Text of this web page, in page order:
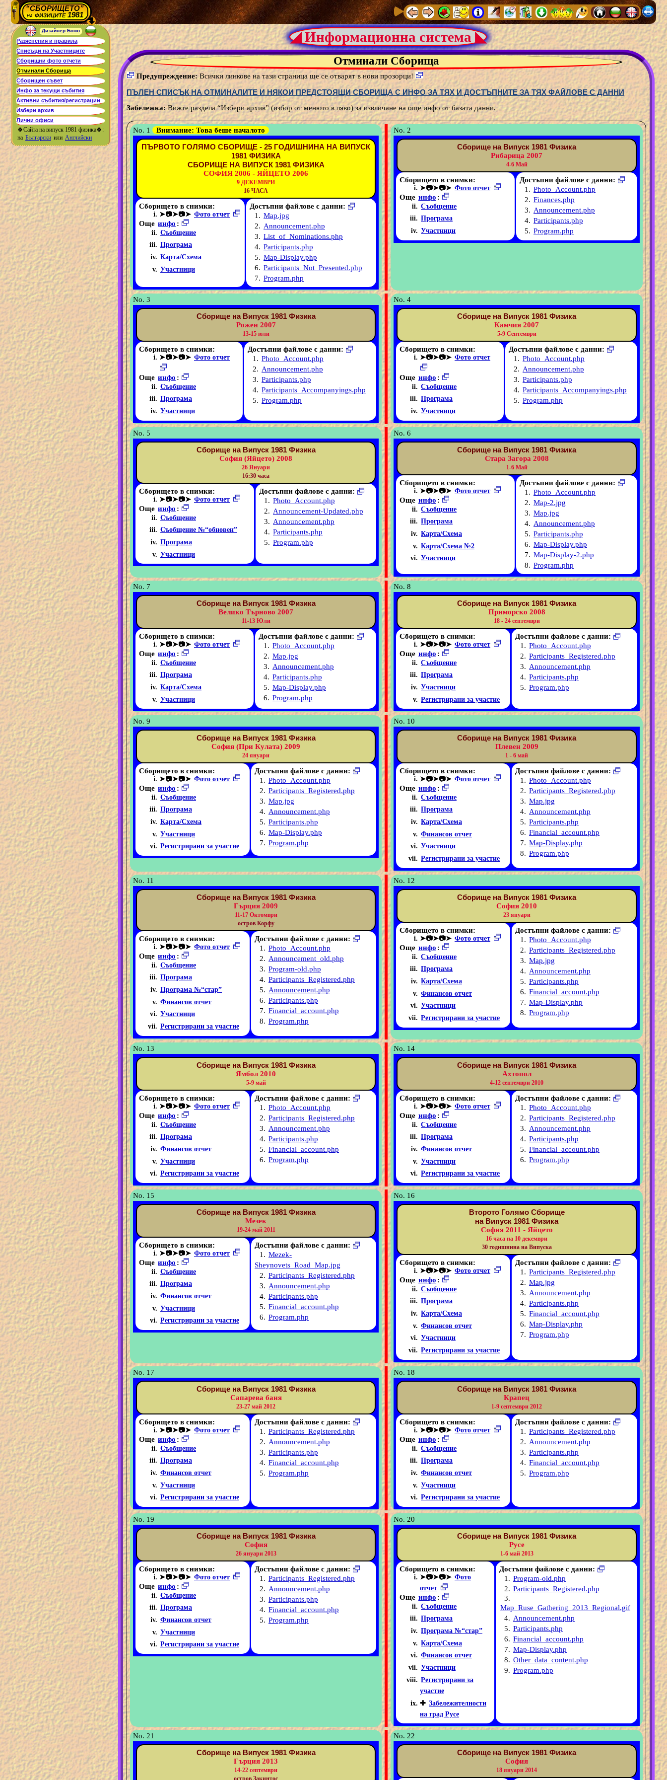
“СБОРИЩЕТО”
нафизиците 1981
◢ Информационна система ◣
Дизайнер Божо
🍀Сайта на випуск 1981 физика🍀:
на Български или Английски
Отминали Сборища
Предупреждение: Всички линкове на тази страница ще се отварят в нови прозорци!
ПЪЛЕН СПИСЪК НА ОТМИНАЛИТЕ И НЯКОИ ПРЕДСТОЯЩИ СБОРИЩА С ИНФО ЗА ТЯХ И ДОСТЪПНИТЕ ЗА ТЯХ ФАЙЛОВЕ С ДАННИ
Забележка:Вижте раздела “Избери архив” (избор от менюто в ляво) за извличане на още инфо от базата данни.
No. 1 Внимание: Това беше началото
ПЪРВОТО ГОЛЯМО СБОРИЩЕ - 25 ГОДИШНИНА НА ВИПУСК
1981 ФИЗИКА
СБОРИЩЕ НА ВИПУСК 1981 ФИЗИКА
СОФИЯ 2006 - ЯЙЦЕТО 2006
9 ДЕКЕМВРИ
16 ЧАСА
Сборището в снимки:
➤📷➤📷➤ Фото отчет
Още инфо :
Съобщение
Програма
Карта/Схема
Участници
Достъпни файлове с данни:
1. Map.jpg
2. Announcement.php
3. List_of_Nominations.php
4. Participants.php
5. Map-Display.php
6. Participants_Not_Presented.php
7. Program.php
No. 2
Сборище на Випуск 1981 Физика
Рибарица 2007
4-6 Май
Сборището в снимки:
➤📷➤📷➤ Фото отчет
Още инфо :
Съобщение
Програма
Участници
Достъпни файлове с данни:
1. Photo_Account.php
2. Finances.php
3. Announcement.php
4. Participants.php
5. Program.php
No. 3
Сборище на Випуск 1981 Физика
Рожен 2007
13-15 юли
Сборището в снимки:
➤📷➤📷➤ Фото отчет
Още инфо :
Съобщение
Програма
Участници
Достъпни файлове с данни:
1. Photo_Account.php
2. Announcement.php
3. Participants.php
4. Participants_Accompanyings.php
5. Program.php
No. 4
Сборище на Випуск 1981 Физика
Камчия 2007
5-9 Септември
Сборището в снимки:
➤📷➤📷➤ Фото отчет
Още инфо :
Съобщение
Програма
Участници
Достъпни файлове с данни:
1. Photo_Account.php
2. Announcement.php
3. Participants.php
4. Participants_Accompanyings.php
5. Program.php
No. 5
Сборище на Випуск 1981 Физика
София (Яйцето) 2008
26 Януари
16:30 часа
Сборището в снимки:
➤📷➤📷➤ Фото отчет
Още инфо :
Съобщение
Съобщение №“обновен”
Програма
Участници
Достъпни файлове с данни:
1. Photo_Account.php
2. Announcement-Updated.php
3. Announcement.php
4. Participants.php
5. Program.php
No. 6
Сборище на Випуск 1981 Физика
Стара Загора 2008
1-6 Май
Сборището в снимки:
➤📷➤📷➤ Фото отчет
Още инфо :
Съобщение
Програма
Карта/Схема
Карта/Схема №2
Участници
Достъпни файлове с данни:
1. Photo_Account.php
2. Map-2.jpg
3. Map.jpg
4. Announcement.php
5. Participants.php
6. Map-Display.php
7. Map-Display-2.php
8. Program.php
No. 7
Сборище на Випуск 1981 Физика
Велико Търново 2007
11-13 Юли
Сборището в снимки:
➤📷➤📷➤ Фото отчет
Още инфо :
Съобщение
Програма
Карта/Схема
Участници
Достъпни файлове с данни:
1. Photo_Account.php
2. Map.jpg
3. Announcement.php
4. Participants.php
5. Map-Display.php
6. Program.php
No. 8
Сборище на Випуск 1981 Физика
Приморско 2008
18 - 24 септември
Сборището в снимки:
➤📷➤📷➤ Фото отчет
Още инфо :
Съобщение
Програма
Участници
Регистрирани за участие
Достъпни файлове с данни:
1. Photo_Account.php
2. Participants_Registered.php
3. Announcement.php
4. Participants.php
5. Program.php
No. 9
Сборище на Випуск 1981 Физика
София (При Кулата) 2009
24 януари
Сборището в снимки:
➤📷➤📷➤ Фото отчет
Още инфо :
Съобщение
Програма
Карта/Схема
Участници
Регистрирани за участие
Достъпни файлове с данни:
1. Photo_Account.php
2. Participants_Registered.php
3. Map.jpg
4. Announcement.php
5. Participants.php
6. Map-Display.php
7. Program.php
No. 10
Сборище на Випуск 1981 Физика
Плевен 2009
1 - 6 май
Сборището в снимки:
➤📷➤📷➤ Фото отчет
Още инфо :
Съобщение
Програма
Карта/Схема
Финансов отчет
Участници
Регистрирани за участие
Достъпни файлове с данни:
1. Photo_Account.php
2. Participants_Registered.php
3. Map.jpg
4. Announcement.php
5. Participants.php
6. Financial_account.php
7. Map-Display.php
8. Program.php
No. 11
Сборище на Випуск 1981 Физика
Гърция 2009
11-17 Октомври
остров Корфу
Сборището в снимки:
➤📷➤📷➤ Фото отчет
Още инфо :
Съобщение
Програма
Програма №“стар”
Финансов отчет
Участници
Регистрирани за участие
Достъпни файлове с данни:
1. Photo_Account.php
2. Announcement_old.php
3. Program-old.php
4. Participants_Registered.php
5. Announcement.php
6. Participants.php
7. Financial_account.php
8. Program.php
No. 12
Сборище на Випуск 1981 Физика
София 2010
23 януари
Сборището в снимки:
➤📷➤📷➤ Фото отчет
Още инфо :
Съобщение
Програма
Карта/Схема
Финансов отчет
Участници
Регистрирани за участие
Достъпни файлове с данни:
1. Photo_Account.php
2. Participants_Registered.php
3. Map.jpg
4. Announcement.php
5. Participants.php
6. Financial_account.php
7. Map-Display.php
8. Program.php
No. 13
Сборище на Випуск 1981 Физика
Ямбол 2010
5-9 май
Сборището в снимки:
➤📷➤📷➤ Фото отчет
Още инфо :
Съобщение
Програма
Финансов отчет
Участници
Регистрирани за участие
Достъпни файлове с данни:
1. Photo_Account.php
2. Participants_Registered.php
3. Announcement.php
4. Participants.php
5. Financial_account.php
6. Program.php
No. 14
Сборище на Випуск 1981 Физика
Ахтопол
4-12 септември 2010
Сборището в снимки:
➤📷➤📷➤ Фото отчет
Още инфо :
Съобщение
Програма
Финансов отчет
Участници
Регистрирани за участие
Достъпни файлове с данни:
1. Photo_Account.php
2. Participants_Registered.php
3. Announcement.php
4. Participants.php
5. Financial_account.php
6. Program.php
No. 15
Сборище на Випуск 1981 Физика
Мезек
19-24 май 2011
Сборището в снимки:
➤📷➤📷➤ Фото отчет
Още инфо :
Съобщение
Програма
Финансов отчет
Участници
Регистрирани за участие
Достъпни файлове с данни:
1. Mezek-
Sheynovets_Road_Map.jpg
2. Participants_Registered.php
3. Announcement.php
4. Participants.php
5. Financial_account.php
6. Program.php
No. 16
Второто Голямо Сборище
на Випуск 1981 Физика
София 2011 - Яйцето
16 часа на 10 декември
30 годишнина на Випуска
Сборището в снимки:
➤📷➤📷➤ Фото отчет
Още инфо :
Съобщение
Програма
Карта/Схема
Финансов отчет
Участници
Регистрирани за участие
Достъпни файлове с данни:
1. Participants_Registered.php
2. Map.jpg
3. Announcement.php
4. Participants.php
5. Financial_account.php
6. Map-Display.php
7. Program.php
No. 17
Сборище на Випуск 1981 Физика
Сапарева баня
23-27 май 2012
Сборището в снимки:
➤📷➤📷➤ Фото отчет
Още инфо :
Съобщение
Програма
Финансов отчет
Участници
Регистрирани за участие
Достъпни файлове с данни:
1. Participants_Registered.php
2. Announcement.php
3. Participants.php
4. Financial_account.php
5. Program.php
No. 18
Сборище на Випуск 1981 Физика
Крапец
1-9 септември 2012
Сборището в снимки:
➤📷➤📷➤ Фото отчет
Още инфо :
Съобщение
Програма
Финансов отчет
Участници
Регистрирани за участие
Достъпни файлове с данни:
1. Participants_Registered.php
2. Announcement.php
3. Participants.php
4. Financial_account.php
5. Program.php
No. 19
Сборище на Випуск 1981 Физика
София
26 януари 2013
Сборището в снимки:
➤📷➤📷➤ Фото отчет
Още инфо :
Съобщение
Програма
Финансов отчет
Участници
Регистрирани за участие
Достъпни файлове с данни:
1. Participants_Registered.php
2. Announcement.php
3. Participants.php
4. Financial_account.php
5. Program.php
No. 20
Сборище на Випуск 1981 Физика
Русе
1-6 май 2013
Сборището в снимки:
➤📷➤📷➤ Фото
отчет
Още инфо :
Съобщение
Програма
Програма №“стар”
Карта/Схема
Финансов отчет
Участници
Регистрирани за
участие
✚ Забележителности
на град Русе
Достъпни файлове с данни:
1. Program-old.php
2. Participants_Registered.php
3.
Map_Ruse_Gathering_2013_Regional.gif
4. Announcement.php
5. Participants.php
6. Financial_account.php
7. Map-Display.php
8. Other_data_content.php
9. Program.php
No. 21
Сборище на Випуск 1981 Физика
Гърция 2013
14-22 септември
остров Закинтос
No. 22
Сборище на Випуск 1981 Физика
София
18 януари 2014